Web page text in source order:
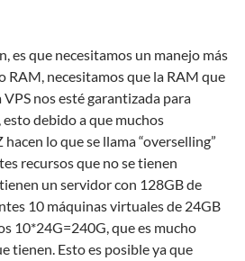
es que necesitamos un manejo más
RAM, necesitamos que la RAM que
nos esté garantizada para
debido a que muchos
lo que se llama “overselling”
recursos que no se tienen
un servidor con 128GB de
10 máquinas virtuales de 24GB
10*24G=240G, que es mucho
tienen. Esto es posible ya que